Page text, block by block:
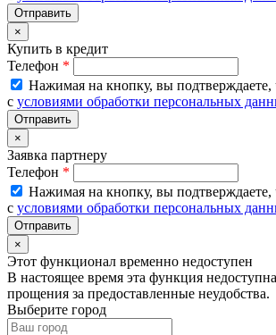
×
Купить в кредит
Телефон *
Нажимая на кнопку, вы подтверждаете,
с условиями обработки персональных
×
Заявка партнеру
Телефон *
Нажимая на кнопку, вы подтверждаете,
с условиями обработки персональных
×
Этот функционал временно недоступен
В настоящее время эта функция
прощения за предоставленные неудобства.
Выберите город